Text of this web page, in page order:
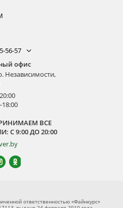
56-57
офис
Независимости,
18:00
ВСЕ
С 9:00 ДО 20:00
ответственностью «Файнкурс»